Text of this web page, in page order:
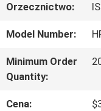
Orzecznictwo:
Model Number:
Minimum Order
Quantity:
Cena: